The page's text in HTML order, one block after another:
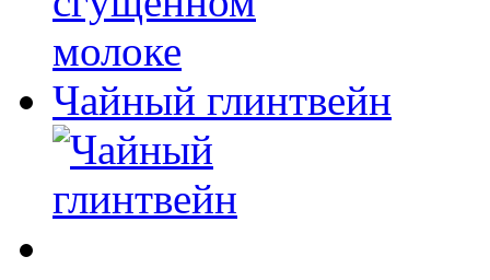
Чайный глинтвейн